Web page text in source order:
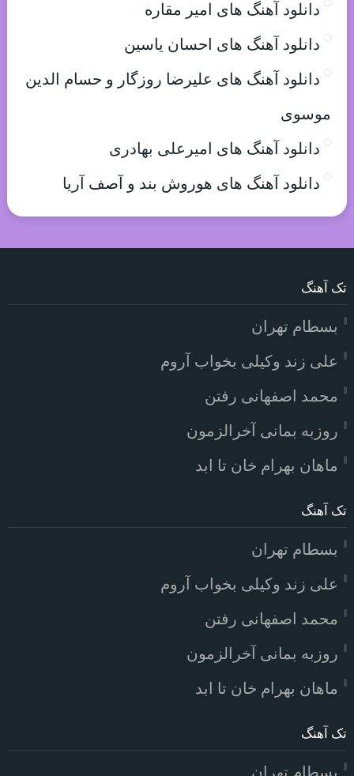
دانلود آهنگ های امیر مقاره
دانلود آهنگ های احسان یاسین
دانلود آهنگ های علیرضا روزگار و حسام الدین
موسوی
دانلود آهنگ های امیرعلی بهادری
دانلود آهنگ های هوروش بند و آصف آریا
تک آهنگ
بسطام تهران
علی زند وکیلی بخواب آروم
محمد اصفهانی رفتن
روزبه بمانی آخرالزمون
ماهان بهرام خان تا ابد
تک آهنگ
بسطام تهران
علی زند وکیلی بخواب آروم
محمد اصفهانی رفتن
روزبه بمانی آخرالزمون
ماهان بهرام خان تا ابد
تک آهنگ
بسطام تهران